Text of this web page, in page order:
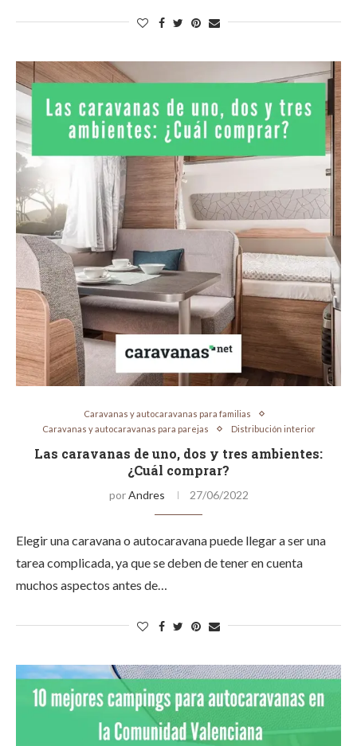
Caravanas y autocaravanas para familias
Caravanas y autocaravanas para parejas
Distribución interior
Las caravanas de uno, dos y tres ambientes:
¿Cuál comprar?
porAndres 27/06/2022
Elegir una caravana o autocaravana puede llegar a ser una
tarea complicada, ya que se deben de tener en cuenta
muchos aspectos antes de…